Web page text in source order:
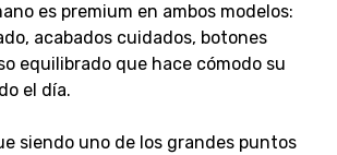
es premium en ambos modelos:
acabados cuidados, botones
equilibrado que hace cómodo su
el día.
siendo uno de los grandes puntos